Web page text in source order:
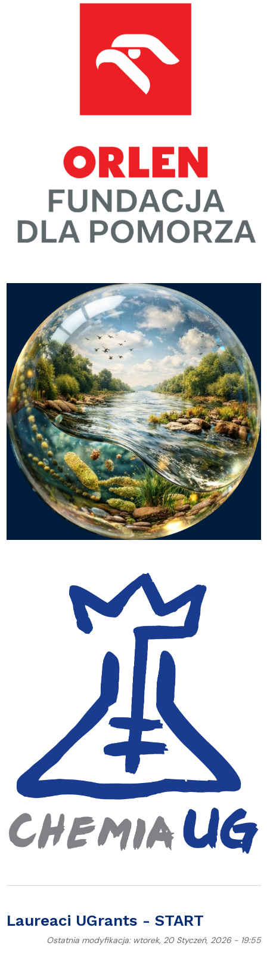
Laureaci UGrants - START
Ostatnia modyfikacja: wtorek, 20 Styczeń, 2026 - 19:55